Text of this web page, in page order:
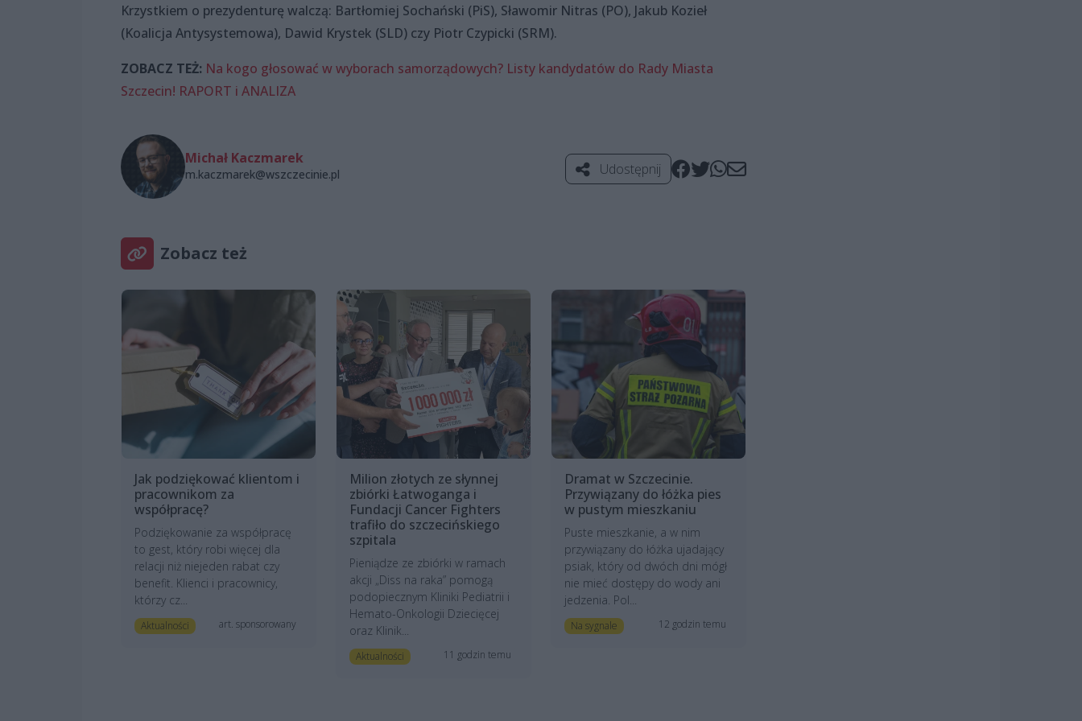
Krzystkiem o prezydenturę walczą: Bartłomiej Sochański (PiS), Sławomir Nitras (PO), Jakub Kozieł
(Koalicja Antysystemowa), Dawid Krystek (SLD) czy Piotr Czypicki (SRM).
ZOBACZ TEŻ: Na kogo głosować w wyborach samorządowych? Listy kandydatów do Rady Miasta
Szczecin! RAPORT i ANALIZA
Michał Kaczmarek
m.kaczmarek@wszczecinie.pl Udostępnij
Zobacz też
Jak podziękować klientom i
pracownikom za
współpracę?
Podziękowanie za współpracę
to gest, który robi więcej dla
relacji niż niejeden rabat czy
benefit. Klienci i pracownicy,
którzy cz...
Aktualności art. sponsorowany
Milion złotych ze słynnej
zbiórki Łatwoganga i
Fundacji Cancer Fighters
trafiło do szczecińskiego
szpitala
Pieniądze ze zbiórki w ramach
akcji „Diss na raka” pomogą
podopiecznym Kliniki Pediatrii i
Hemato-Onkologii Dziecięcej
oraz Klinik...
Aktualności 11 godzin temu
Dramat w Szczecinie.
Przywiązany do łóżka pies
w pustym mieszkaniu
Puste mieszkanie, a w nim
przywiązany do łóżka ujadający
psiak, który od dwóch dni mógł
nie mieć dostępy do wody ani
jedzenia. Pol...
Na sygnale 12 godzin temu